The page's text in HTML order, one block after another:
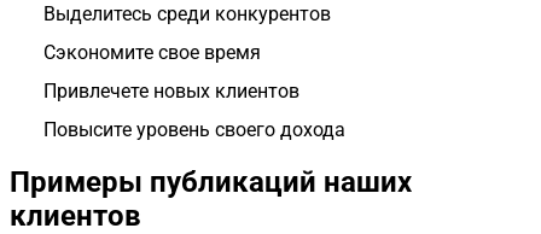
Выделитесь среди конкурентов
Сэкономите свое время
Привлечете новых клиентов
Повысите уровень своего дохода
Примеры публикаций наших
клиентов